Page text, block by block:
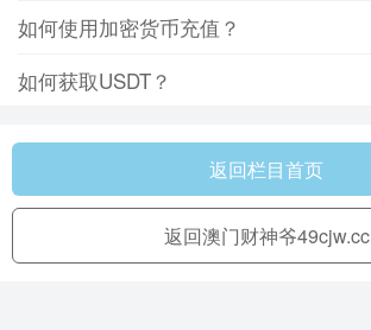
如何使用加密货币充值？
如何获取USDT？
返回栏目首页
返回澳门财神爷49cjw.cc